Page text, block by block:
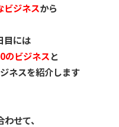
ビジネスから
目には
のビジネスと
ネスを紹介します
せて、